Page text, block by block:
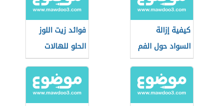
كيفية إزالة
السواد حول الفم
فوائد زيت اللوز
الحلو للهالات
السوداء